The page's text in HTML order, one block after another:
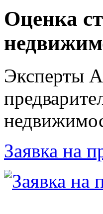
Оценка
Эксперты
Заявка на